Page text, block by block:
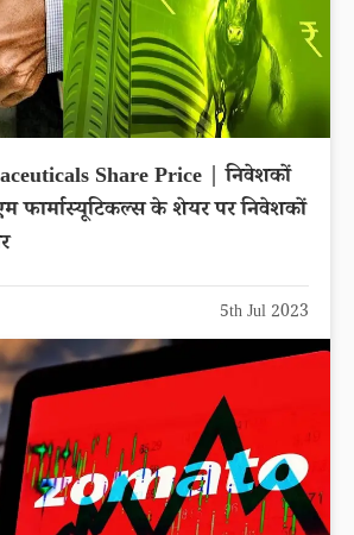
Share Price | निवेशकों
फार्मास्यूटिकल्स के शेयर पर निवेशकों
5th Jul 2023